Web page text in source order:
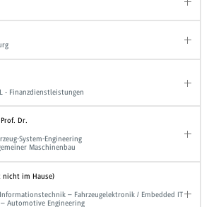
- Finanzdienstleistungen
Dr.
System-Engineering
Maschinenbau
nicht im Hause)
– Fahrzeugelektronik / Embedded IT
Automotive Engineering